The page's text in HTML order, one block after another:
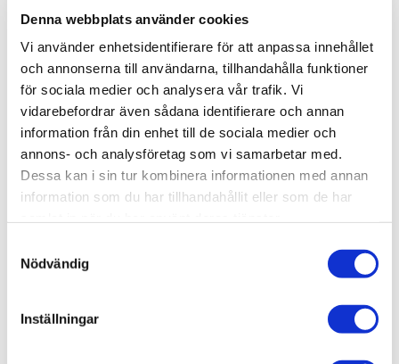
Denna webbplats använder cookies
Vi använder enhetsidentifierare för att anpassa innehållet
och annonserna till användarna, tillhandahålla funktioner
för sociala medier och analysera vår trafik. Vi
vidarebefordrar även sådana identifierare och annan
information från din enhet till de sociala medier och
annons- och analysföretag som vi samarbetar med.
Dessa kan i sin tur kombinera informationen med annan
information som du har tillhandahållit eller som de har
Nödvändig
Inställningar
Lägg till i favoriter
Lagerstatus
Leveranstid
skickas från oss inom 3-5 vardagar
Allmänt